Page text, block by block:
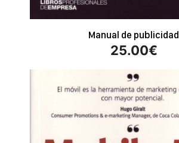
Manual de publicidad
25.00€